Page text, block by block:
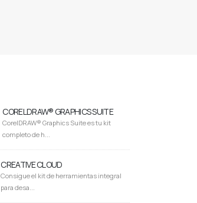
CORELDRAW® GRAPHICS SUITE
CorelDRAW® Graphics Suite es tu kit
completo de h...
CREATIVE CLOUD
Consigue el kit de herramientas integral
para desa...